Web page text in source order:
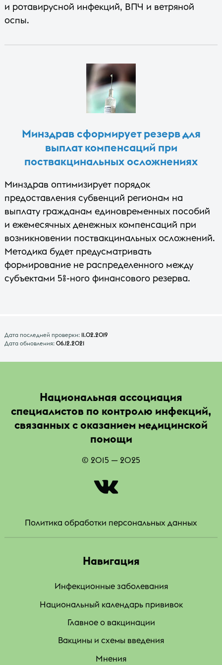
и ротавирусной инфекций, ВПЧ и ветряной
оспы.
Минздрав сформирует резерв для
выплат компенсаций при
поствакцинальных осложнениях
Минздрав оптимизирует порядок
предоставления субвенций регионам на
выплату гражданам единовременных пособий
и ежемесячных денежных компенсаций при
возникновении поствакцинальных осложнений.
Методика будет предусматривать
формирование не распределенного между
субъектами 5%-ного финансового резерва.
Дата последней проверки: 11.02.2019
Дата обновления: 06.12.2021
Национальная ассоциация
специалистов по контролю инфекций,
связанных с оказанием медицинской
помощи
© 2015 — 2025
|
Политика обработки персональных данных
Навигация
Инфекционные заболевания
Национальный календарь прививок
Главное о вакцинации
Вакцины и схемы введения
Мнения